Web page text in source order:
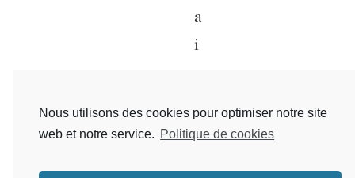
a
i
d
Nous utilisons des cookies pour optimiser notre site
web et notre service. Politique de cookies